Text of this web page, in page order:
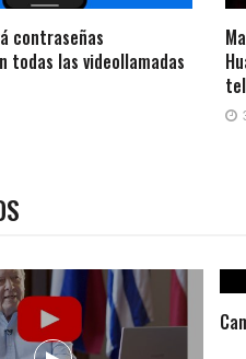
contraseñas
todas las videollamadas